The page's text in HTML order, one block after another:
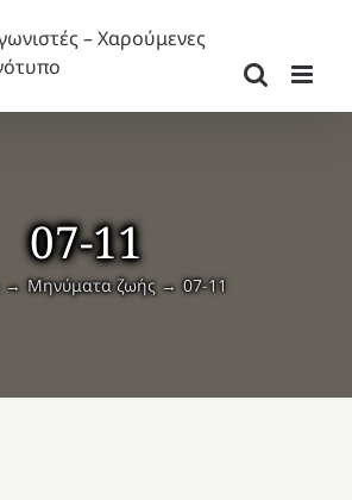
07-11
Μηνύματα ζωής 07-11